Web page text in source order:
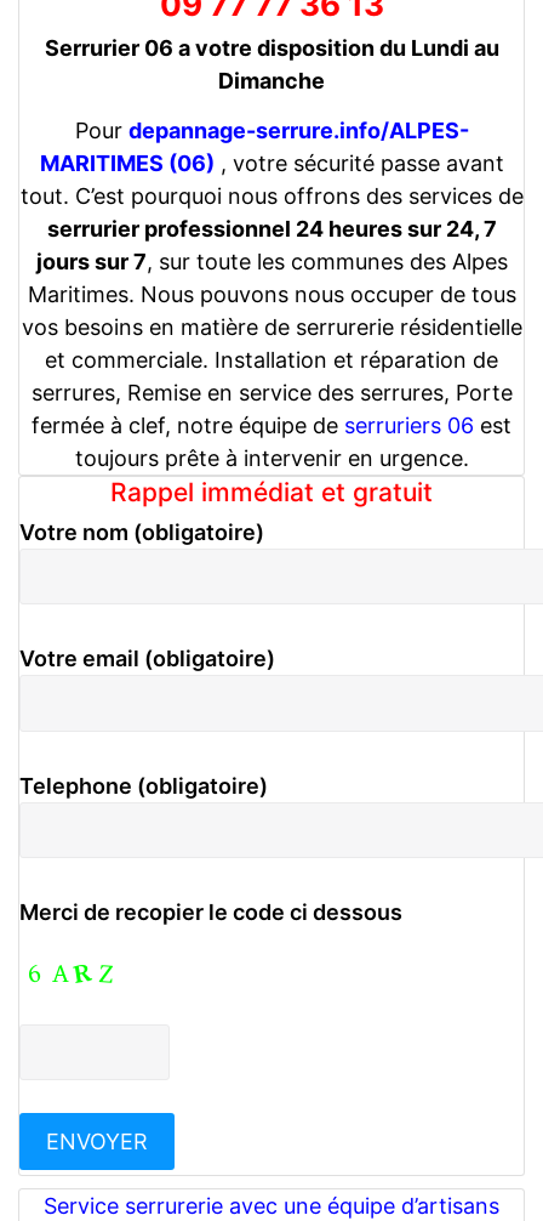
Serrurier 06 a votre disposition du Lundi au
Dimanche
Pour depannage-serrure.info/ALPES-
MARITIMES (06) , votre sécurité passe avant
tout. C’est pourquoi nous offrons des services de
serrurier professionnel 24 heures sur 24, 7
jours sur 7, sur toute les communes des Alpes
Maritimes. Nous pouvons nous occuper de tous
vos besoins en matière de serrurerie résidentielle
et commerciale. Installation et réparation de
serrures, Remise en service des serrures, Porte
fermée à clef, notre équipe de serruriers 06 est
toujours prête à intervenir en urgence.
Rappel immédiat et gratuit
Votre nom (obligatoire)
Votre email (obligatoire)
Telephone (obligatoire)
Merci de recopier le code ci dessous
Service serrurerie avec une équipe d’artisans